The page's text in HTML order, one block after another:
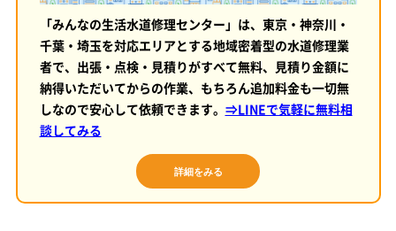
「みんなの生活水道修理センター」は、東京・神奈川・
千葉・埼玉を対応エリアとする地域密着型の水道修理業
者で、出張・点検・見積りがすべて無料、見積り金額に
納得いただいてからの作業、もちろん追加料金も一切無
しなので安心して依頼できます。 ⇒LINEで気軽に無料相
談してみる
詳細をみる